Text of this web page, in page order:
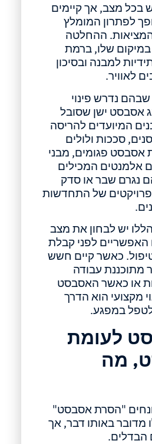
בכל מצב, אך קיימים
לפתרון המומלץ
ההחלטה
שלו, ברמת
למבנה ובסיכון
לאוויר.
נדרש פינוי
אסבסט ישן שסובל
המיועדים להריסה
סככות ולולים
אסבסט פגומים, מבני
אלמנטים המכילים
נגרם שבר או סדק
פרויקטים של התחדשות
יש לבחון את מצב
האפשריים לפני קבלת
כאשר קיים חשש
מתוכננת עבודה
או כאשר האסבסט
מקצועי הוא הדרך
במפגע.
לעומת
מה
"הסרת אסבסט"
מדובר באותו דבר, אך
הבדלים.